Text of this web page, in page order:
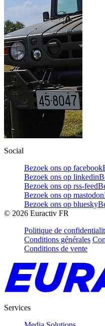
Social
Bezoek ons op facebook
Bezoek ons op linkedin
Bezoek ons op rss-feed
Bezoek ons op mastodon
Bezoek ons op bluesky
© 2026 Euractiv FR
Politique de
Conditions générales
Conditions de vente
Services